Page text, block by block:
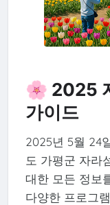
🌸 2025
가이드
2025년 5월 24
도 가평군 자라
대한 모든 정보
다양한 프로그